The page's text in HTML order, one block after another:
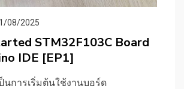
08/2025
STM32F103C Board
IDE [EP1]
นการเริ่มต้นใช้งานบอร์ด